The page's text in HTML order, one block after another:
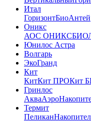
Итал
ГоризонтБиоАнтей
Оникс
АОС ОНИКС
Юнилос Астра
Волгарь
ЭкоГранд
Кит
КитКит ПРОКит
Гринлос
АкваАэро
Термит
Пеликан